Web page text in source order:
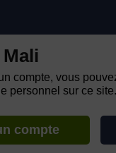
compte, vous
personnel sur ce site.
compte